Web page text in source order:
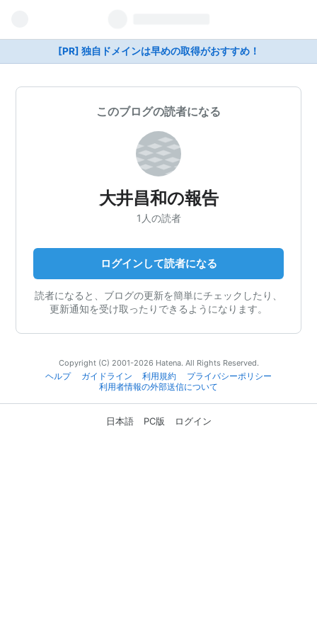
[PR] 独自ドメインは早めの取得がおすすめ！
このブログの読者になる
大井昌和の報告
1人の読者
ログインして読者になる
読者になると、ブログの更新を簡単にチェックしたり、
更新通知を受け取ったりできるようになります。
Copyright (C) 2001-2026 Hatena. All Rights Reserved.
ヘルプ
ガイドライン 利用規約
プライバシーポリシー
利用者情報の外部送信について
日本語 PC版 ログイン